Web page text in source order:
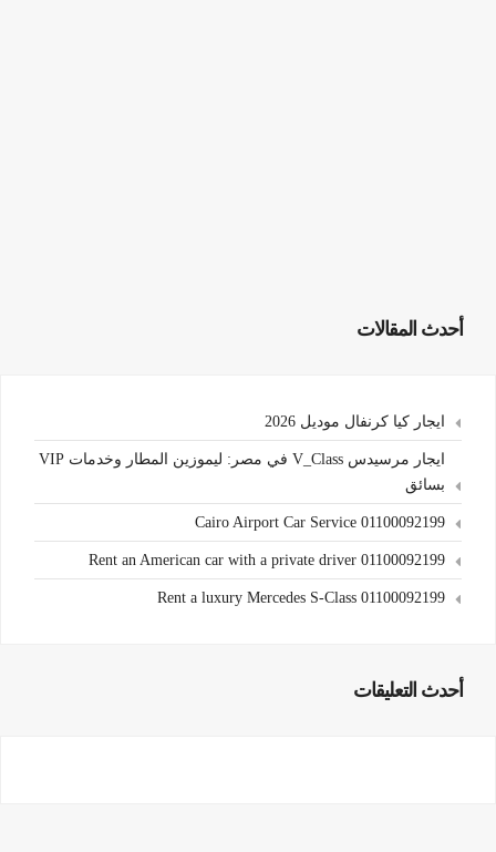
أحدث المقالات
ايجار كيا كرنفال موديل 2026
ايجار مرسيدس V_Class في مصر: ليموزين المطار وخدمات VIP
بسائق
Cairo Airport Car Service 01100092199
Rent an American car with a private driver 01100092199
Rent a luxury Mercedes S-Class 01100092199
أحدث التعليقات